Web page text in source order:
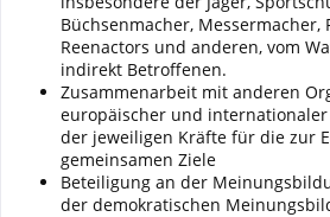
Büchsenmacher, Messermacher,
Reenactors und anderen, vom
indirekt Betroffenen.
Zusammenarbeit mit anderen
europäischer und
der jeweiligen Kräfte für die zur
gemeinsamen Ziele
Beteiligung an der
der demokratischen